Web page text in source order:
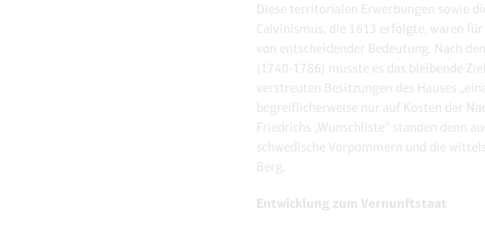
Diese territorialen Erwerbungen sowie
Calvinismus, die 1613 erfolgte, waren
von entscheidender Bedeutung. Nach
(1740-1786) musste es das bleibende
verstreuten Besitzungen des Hauses
begreiflicherweise nur auf Kosten der
Friedrichs „Wunschliste“ standen denn
schwedische Vorpommern und die
Berg.
Entwicklung zum Vernunftstaat